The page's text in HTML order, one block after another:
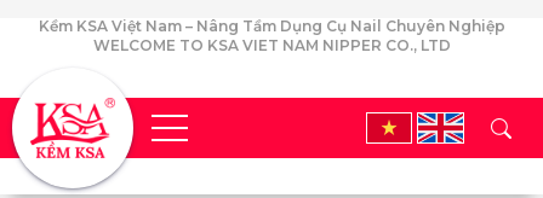
Kềm KSA Việt Nam – Nâng Tầm Dụng Cụ Nail Chuyên Nghiệp
WELCOME TO KSA VIET NAM NIPPER CO., LTD